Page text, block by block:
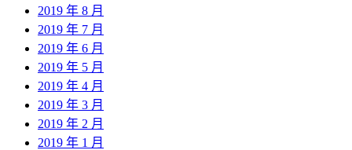
2019 年 8 月
2019 年 7 月
2019 年 6 月
2019 年 5 月
2019 年 4 月
2019 年 3 月
2019 年 2 月
2019 年 1 月